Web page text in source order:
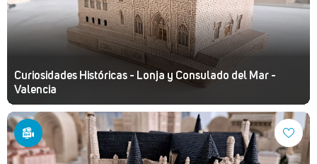
Curiosidades Históricas - Lonja y Consulado del Mar -
Valencia